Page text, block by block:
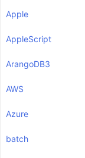
Apple
AppleScript
ArangoDB3
AWS
Azure
batch